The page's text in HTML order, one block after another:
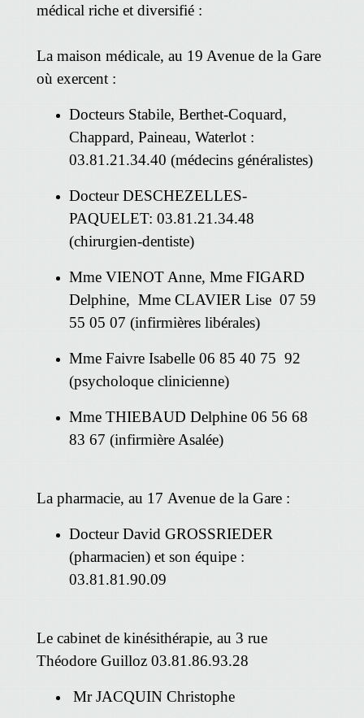
médical riche et diversifié :
La maison médicale, au 19 Avenue de la Gare
où exercent :
Docteurs Stabile, Berthet-Coquard,
Chappard, Paineau, Waterlot :
03.81.21.34.40 (médecins généralistes)
Docteur DESCHEZELLES-
PAQUELET: 03.81.21.34.48
(chirurgien-dentiste)
Mme VIENOT Anne, Mme FIGARD
Delphine, Mme CLAVIER Lise 07 59
55 05 07 (infirmières libérales)
Mme Faivre Isabelle 06 85 40 75 92
(psycholoque clinicienne)
Mme THIEBAUD Delphine 06 56 68
83 67 (infirmière Asalée)
La pharmacie, au 17 Avenue de la Gare :
Docteur David GROSSRIEDER
(pharmacien) et son équipe :
03.81.81.90.09
Le cabinet de kinésithérapie, au 3 rue
Théodore Guilloz 03.81.86.93.28
Mr JACQUIN Christophe